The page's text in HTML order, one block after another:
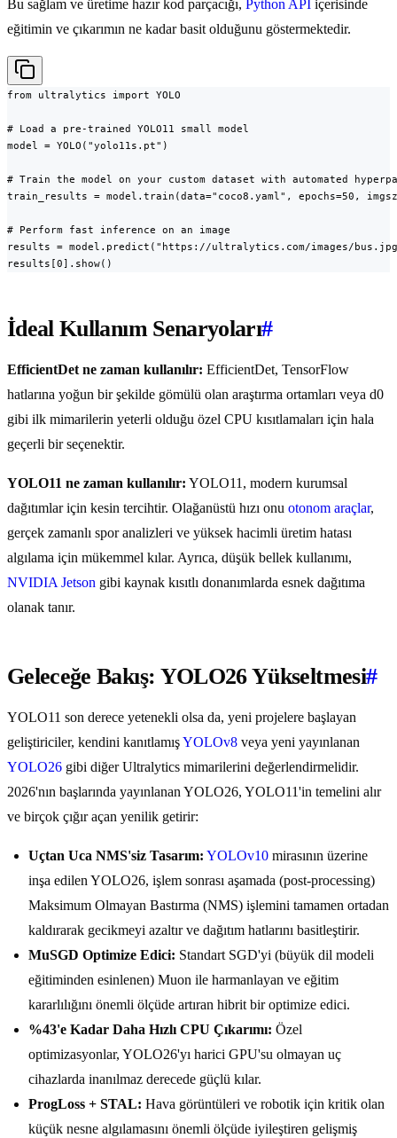
Bu sağlam ve üretime hazır kod parçacığı, Python API içerisinde
eğitimin ve çıkarımın ne kadar basit olduğunu göstermektedir.
from ultralytics import YOLO
# Load a pre-trained YOLO11 small model
model = YOLO("yolo11s.pt")
# Train the model on your custom dataset with automated
train_results = model.train(data="coco8.yaml", epochs=50,
# Perform fast inference on an image
results = model.predict("https://ultralytics.com/images/
results[0].show()
İdeal Kullanım Senaryoları#
EfficientDet ne zaman kullanılır: EfficientDet, TensorFlow
hatlarına yoğun bir şekilde gömülü olan araştırma ortamları veya d0
gibi ilk mimarilerin yeterli olduğu özel CPU kısıtlamaları için hala
geçerli bir seçenektir.
YOLO11 ne zaman kullanılır: YOLO11, modern kurumsal
dağıtımlar için kesin tercihtir. Olağanüstü hızı onu otonom araçlar,
gerçek zamanlı spor analizleri ve yüksek hacimli üretim hatası
algılama için mükemmel kılar. Ayrıca, düşük bellek kullanımı,
NVIDIA Jetson gibi kaynak kısıtlı donanımlarda esnek dağıtıma
olanak tanır.
Geleceğe Bakış: YOLO26 Yükseltmesi#
YOLO11 son derece yetenekli olsa da, yeni projelere başlayan
geliştiriciler, kendini kanıtlamışYOLOv8 veya yeni yayınlanan
YOLO26 gibi diğer Ultralytics mimarilerini değerlendirmelidir.
2026'nın başlarında yayınlanan YOLO26, YOLO11'in temelini alır
ve birçok çığır açan yenilik getirir:
Uçtan Uca NMS'siz Tasarım: YOLOv10 mirasının üzerine
inşa edilen YOLO26, işlem sonrası aşamada (post-processing)
Maksimum Olmayan Bastırma (NMS) işlemini tamamen ortadan
kaldırarak gecikmeyi azaltır ve dağıtım hatlarını basitleştirir.
MuSGD Optimize Edici: Standart SGD'yi (büyük dil modeli
eğitiminden esinlenen) Muon ile harmanlayan ve eğitim
kararlılığını önemli ölçüde artıran hibrit bir optimize edici.
%43'e Kadar Daha Hızlı CPU Çıkarımı: Özel
optimizasyonlar, YOLO26'yı harici GPU'su olmayan uç
cihazlarda inanılmaz derecede güçlü kılar.
ProgLoss + STAL: Hava görüntüleri ve robotik için kritik olan
küçük nesne algılamasını önemli ölçüde iyileştiren gelişmiş